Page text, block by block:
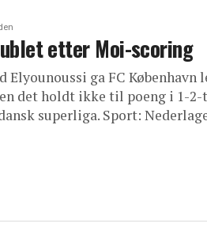
etter Moi-scoring
Elyounoussi ga FC København
det holdt ikke til poeng i 1-
superliga. Sport: